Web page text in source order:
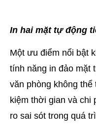
In hai mặt tự động
Một ưu điểm nổi bật
tính năng in đảo mặt
văn phòng không
kiệm thời gian và chi
ro sai sót trong quá